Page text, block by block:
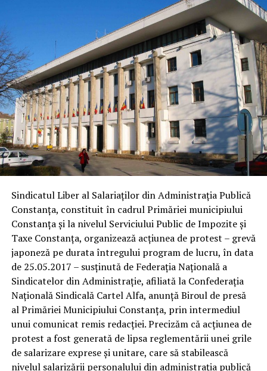
Sindicatul Liber al Salariaților din Administraţia Publică
Constanţa, constituit în cadrul Primăriei municipiului
Constanţa și la nivelul Serviciului Public de Impozite și
Taxe Constanța, organizează acţiunea de protest – grevă
japoneză pe durata întregului program de lucru, în data
de 25.05.2017 – susținută de Federaţia Naţională a
Sindicatelor din Administraţie, afiliată la Confederaţia
Naţională Sindicală Cartel Alfa, anunță Biroul de presă
al Primăriei Municipiului Constanța, prin intermediul
unui comunicat remis redacției. Precizăm că acțiunea de
protest a fost generată de lipsa reglementării unei grile
de salarizare exprese și unitare, care să stabilească
nivelul salarizării personalului din administrația publică